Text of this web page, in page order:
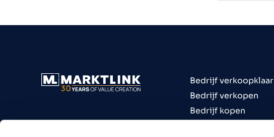
Bedrijf verkoopklaar
Bedrijf verkopen
Bedrijf kopen